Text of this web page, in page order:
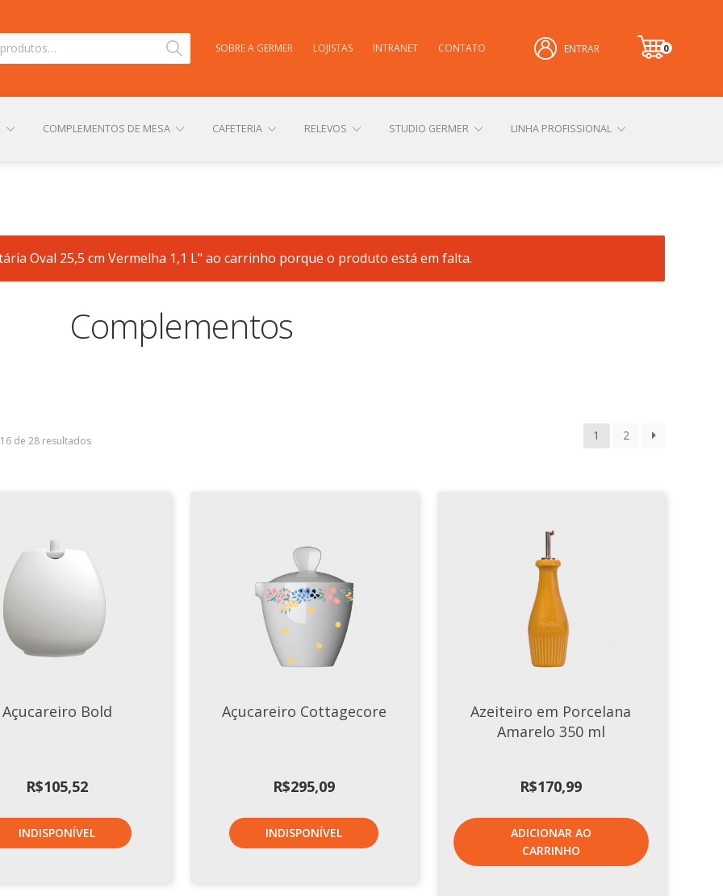
Pesquisar SOBRE A GERMER LOJISTAS INTRANET CONTATO ENTRAR
0
it
COMPLEMENTOS DE MESA CAFETERIA RELEVOS STUDIO GERMER LINHA PROFISSIONAL
CONTA PERSONALIZAÇÃO DE PRODUTOS POLÍTICA DE PRIVACIDADE SOBRE A GERMER
Oval 25,5 cm Vermelha 1,1 L" ao carrinho porque o produto está em falta.
Complementos
de 28 resultados 1 2
Açucareiro Bold
R$105,52
INDISPONÍVEL
Açucareiro Cottagecore
R$295,09
INDISPONÍVEL
Azeiteiro em Porcelana
Amarelo 350 ml
R$170,99
ADICIONAR AO
CARRINHO